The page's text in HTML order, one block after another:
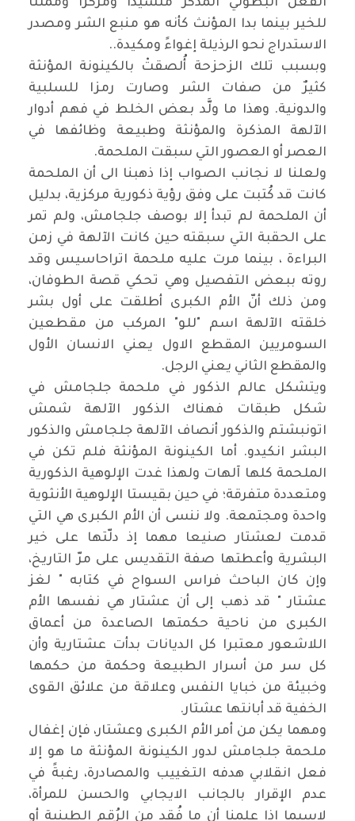
الفعل البطولي المذكر متسيدًا ومركزًا وممثلًا
للخير بينما بدا المؤنث كأنه هو منبع الشر ومصدر
الاستدراج نحو الرذيلة إغواءً ومكيدة..
وبسبب تلك الزحزحة أُلصقتْ بالكينونة المؤنثة
كثيرٌ من صفات الشر وصارت رمزا للسلبية
والدونية. وهذا ما ولَّد بعض الخلط في فهم أدوار
الآلهة المذكرة والمؤنثة وطبيعة وظائفها في
العصر أو العصور التي سبقت الملحمة.
ولعلنا لا نجانب الصواب إذا ذهبنا الى أن الملحمة
كانت قد كُتبت على وفق رؤية ذكورية مركزية، بدليل
أن الملحمة لم تبدأ إلا بوصف جلجامش، ولم تمر
على الحقبة التي سبقته حين كانت الآلهة في زمن
البراءة ، بينما مرت عليه ملحمة اتراحاسيس وقد
روته ببعض التفصيل وهي تحكي قصة الطوفان،
ومن ذلك أنّ الأم الكبرى أطلقت على أول بشر
خلقته الآلهة اسم "للو" المركب من مقطعين
السومريين المقطع الاول يعني الانسان الأول
والمقطع الثاني يعني الرجل.
ويتشكل عالم الذكور في ملحمة جلجامش في
شكل طبقات فهناك الذكور الآلهة شمش
اتونبشتم والذكور أنصاف الآلهة جلجامش والذكور
البشر انكيدو. أما الكينونة المؤنثة فلم تكن في
الملحمة كلها آلهات ولهذا غدت الإلوهية الذكورية
ومتعددة متفرقة؛ في حين بقيستا الإلوهية الأنثوية
واحدة ومجتمعة. ولا ننسى أن الأم الكبرى هي التي
قدمت لعشتار صنيعا مهما إذ دلّتها على خير
البشرية وأعطتها صفة التقديس على مرّ التاريخ،
وإن كان الباحث فراس السواح في كتابه " لغز
عشتار " قد ذهب إلى أن عشتار هي نفسها الأم
الكبرى من ناحية حكمتها الصاعدة من أعماق
اللاشعور معتبرا كل الديانات بدأت عشتارية وأن
كل سر من أسرار الطبيعة وحكمة من حكمها
وخبيئة من خبايا النفس وعلاقة من علائق القوى
الخفية قد أبانتها عشتار.
ومهما يكن من أمر الأم الكبرى وعشتار، فإن إغفال
ملحمة جلجامش لدور الكينونة المؤنثة ما هو إلا
فعل انقلابي هدفه التغييب والمصادرة، رغبةً في
عدم الإقرار بالجانب الايجابي والحسن للمرأة،
لاسيما إذا علمنا أن ما فُقد من الرُقم الطينية أو